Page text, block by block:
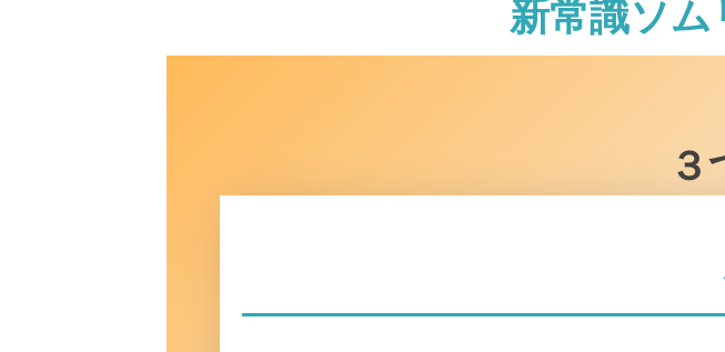
新常識ソム